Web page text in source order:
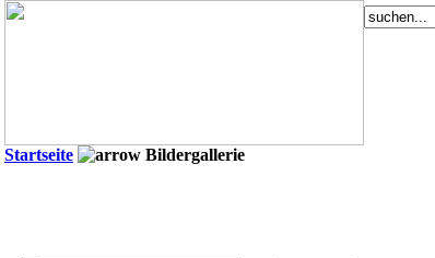
Startseite
Bildergallerie